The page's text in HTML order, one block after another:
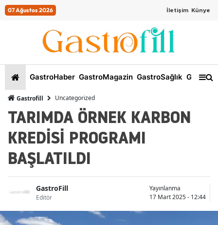
07 Ağustos 2026 İletişim Künye
GastroHaber GastroMagazin GastroSağlık
Gastrofill Uncategorized
TARIMDA ÖRNEK KARBON
KREDİSİ PROGRAMI
BAŞLATILDI
GastroFill
Editör
Yayınlanma
17 Mart 2025 - 12:44